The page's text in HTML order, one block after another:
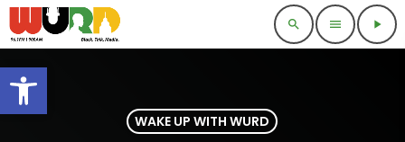
Open toolbar
search menu play_arrow
WAKE UP WITH WURD